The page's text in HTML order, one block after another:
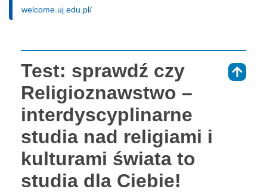
welcome.uj.edu.pl/
Test: sprawdź czy
Religioznawstwo –
interdyscyplinarne
studia nad religiami i
kulturami świata to
studia dla Ciebie!